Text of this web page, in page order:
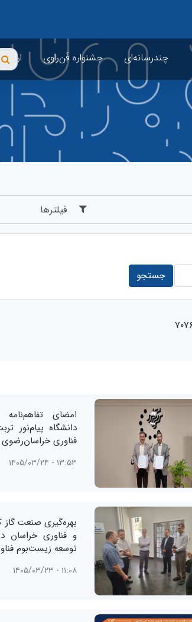
چندرسانه‌ای جشنواره فَن‌راوی
فیلترها
جستجو
امضای تفاهم‌نامه
دانشگاه پیام‌نور
فناوری خراسان‌رضوی
۱۳:۵۳ - ۱۴۰۵/۰۳/۲۴
بهره‌گیری صنعت گاز
و فناوری خراسان
توسعه زیست‌بوم
۱۱:۰۸ - ۱۴۰۵/۰۳/۲۳